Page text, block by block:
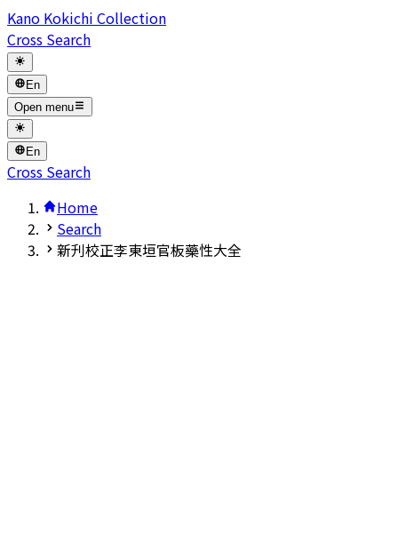
Kano Kokichi Collection
Cross Search
En
Open menu
En
Cross Search
Home
Search
新刋校正李東垣官板藥性大全